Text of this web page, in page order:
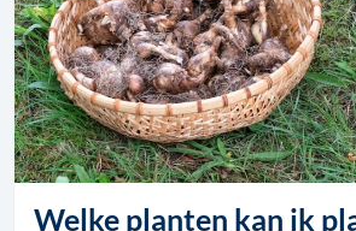
Welke planten kan ik